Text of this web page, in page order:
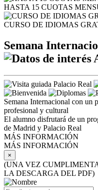
HASTA 15 CUOTAS
CURSO DE IDIOMAS
Semana
Semana Internacional con un
profesional y cultural
El alumno disfrutará de un
de Madrid y Palacio Real
MÁS INFORMACIÓN
MÁS INFORMACIÓN
×
(UNA VEZ
LA DESCARGA DEL PDF)